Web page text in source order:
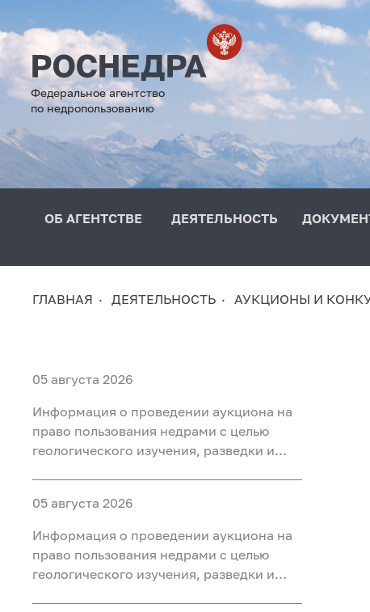
Федеральное агентство
по недропользованию
ОБ АГЕНТСТВЕ ДЕЯТЕЛЬНОСТЬ
ГЛАВНАЯ ДЕЯТЕЛЬНОСТЬ АУКЦИОНЫ И
05 августа 2026
Информация о проведении аукциона на
право пользования недрами с целью
геологического изучения, разведки и
Салымский-3», расположенного на
территории Ханты-Мансийского района
Ханты-Мансийского автономного округа
- Югры
05 августа 2026
Информация о проведении аукциона на
право пользования недрами с целью
геологического изучения, разведки и